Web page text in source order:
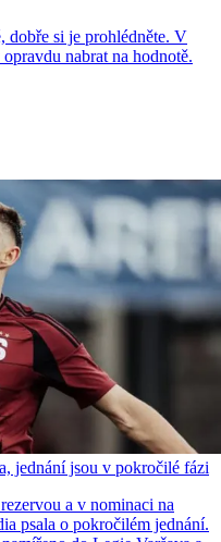
dobře si je prohlédněte. V
nabrat na hodnotě.
jednání jsou v pokročilé fázi
a v nominaci na
psala o pokročilém jednání.